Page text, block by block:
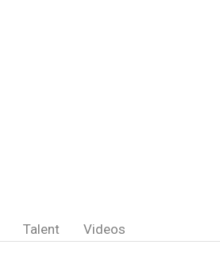
Talent Videos